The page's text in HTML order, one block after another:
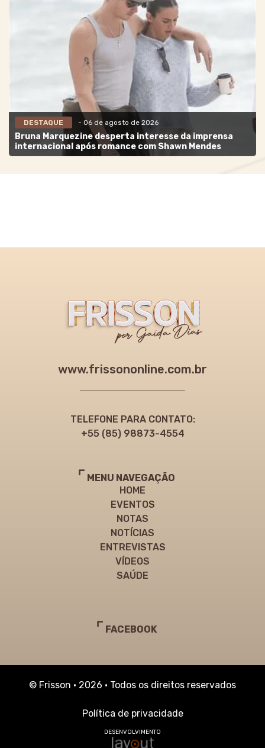
DESTAQUE - 06 de agosto de 2026
Bruna Marquezine desperta interesse da imprensa
internacional após romance com Shawn Mendes
www.frissononline.com.br
TELEFONE PARA CONTATO:
+55 (85) 98873-4554
MENU NAVEGAÇÃO
HOME
EVENTOS
NOTAS
NOTÍCIAS
ENTREVISTAS
VÍDEOS
SAÚDE
FACEBOOK
© Frisson • 2026 • Todos os direitos reservados
Política de privacidade
DESENVOLVIMENTO